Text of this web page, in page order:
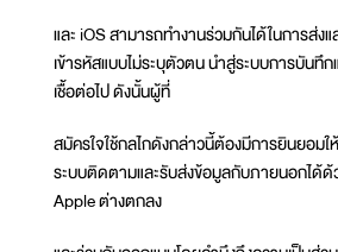
และ iOS สามารถทำงานร่วมกันได้ในการส่ง
เข้ารหัสแบบไม่ระบุตัวตน นำสู่ระบบการบันทึ
เชื้อต่อไป ดังนั้นผู้ที่
สมัครใจใช้กลไกดังกล่าวนี้ต้องมีการยินยอม
ระบบติดตามและรับส่งข้อมูลกับภายนอกได้ด้
Apple ต่างตกลง